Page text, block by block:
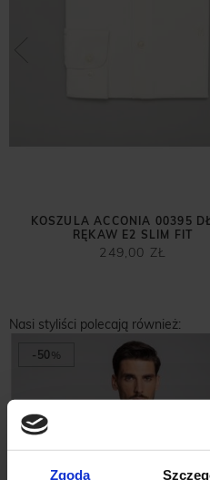
Zgoda
KOSZULA ACCONIA 00395
RĘKAW E2 SLIM FIT
249,00 ZŁ
Nasi styliści polecają również:
-50%